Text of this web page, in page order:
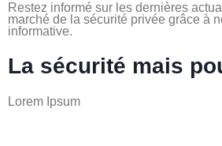
Restez informé sur les dernières
marché de la sécurité privée grâce à
informative.
La sécurité mais
Lorem Ipsum